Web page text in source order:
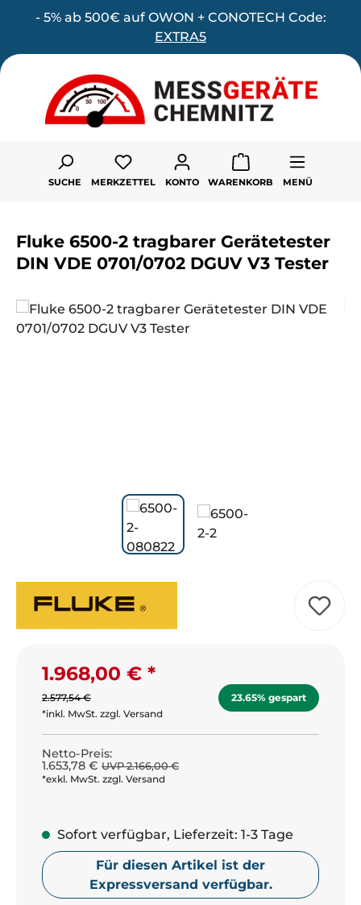
Zum Hauptinhalt springen
- 5% ab 500€ auf OWON + CONOTECH Code:
EXTRA5
SUCHE
Du hast 0 Produkte auf dem
MERKZETTEL KONTO WARENKORB MENÜ
Fluke 6500-2 tragbarer Gerätetester
DIN VDE 0701/0702 DGUV V3 Tester
Bildergalerie überspringen
Verkaufspreis:
1.968,00 €
2.577,54 €
23.65% gespart
*inkl. MwSt. zzgl. Versand
Netto-Preis:
1.653,78 € UVP 2.166,00 €
*exkl. MwSt. zzgl. Versand
Sofort verfügbar, Lieferzeit: 1-3 Tage
Für diesen Artikel ist der
Expressversand verfügbar.